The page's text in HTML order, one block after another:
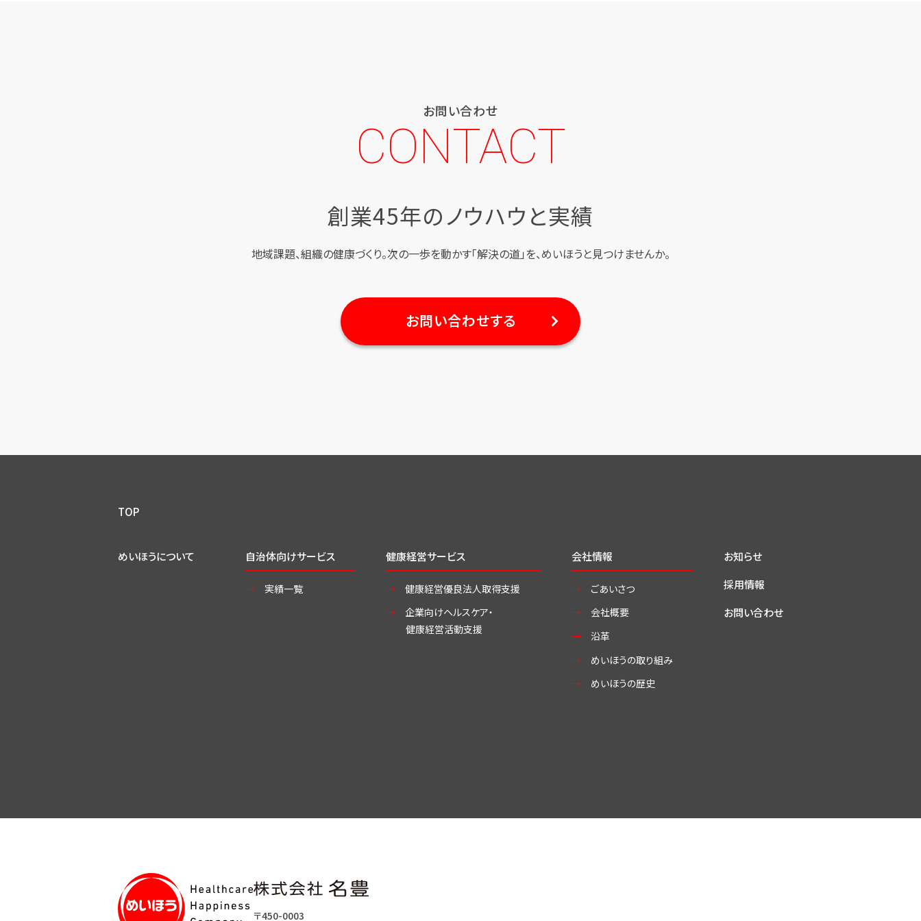
お問い合わせ
CONTACT
創業45年のノウハウと実績
地域課題、組織の健康づくり。次の一歩を動かす「解決の道」を、めいほうと見つけませんか。
お問い合わせする
TOP
めいほうについて 自治体向けサービス
実績一覧
健康経営サービス
健康経営優良法人取得支援
企業向けヘルスケア・
健康経営活動支援
会社情報
ごあいさつ
会社概要
沿革
めいほうの取り組み
めいほうの歴史
お知らせ
採用情報
お問い合わせ
〒450-0003